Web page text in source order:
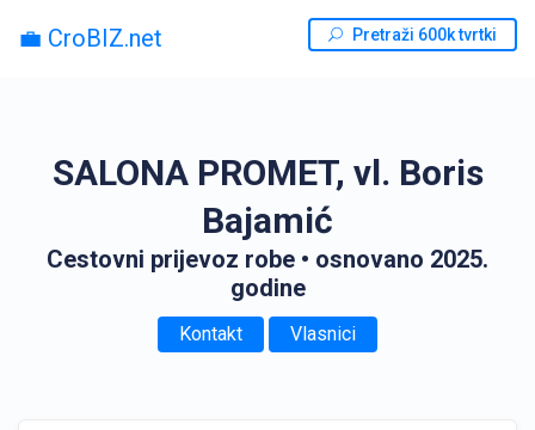
💼 CroBIZ.net Pretraži 600k tvrtki
SALONA PROMET, vl. Boris
Bajamić
Cestovni prijevoz robe • osnovano 2025.
godine
Kontakt Vlasnici